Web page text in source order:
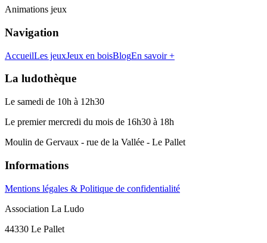
Animations jeux
Navigation
AccueilLes jeuxJeux en boisBlogEn savoir +
La ludothèque
Le samedi de 10h à 12h30
Le premier mercredi du mois de 16h30 à 18h
Moulin de Gervaux - rue de la Vallée - Le Pallet
Informations
Mentions légales & Politique de confidentialité
Association La Ludo
44330 Le Pallet